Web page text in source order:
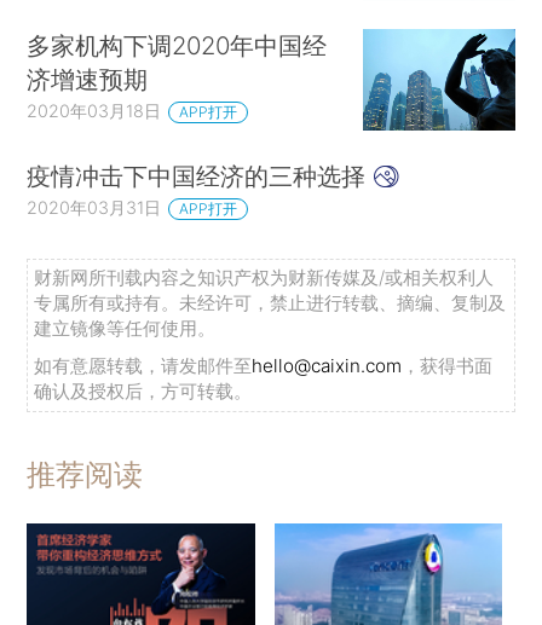
多家机构下调2020年中国经
济增速预期
2020年03月18日 APP打开
疫情冲击下中国经济的三种选择
2020年03月31日 APP打开
财新网所刊载内容之知识产权为财新传媒及/或相关权利人
专属所有或持有。未经许可，禁止进行转载、摘编、复制及
建立镜像等任何使用。
如有意愿转载，请发邮件至hello@caixin.com ，获得书面
确认及授权后，方可转载。
推荐阅读